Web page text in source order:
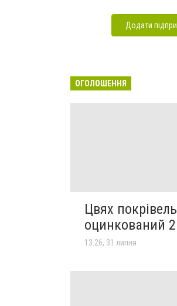
Додати
ОГОЛОШЕННЯ
Цвях
оцинкований
13:26, 31 липня